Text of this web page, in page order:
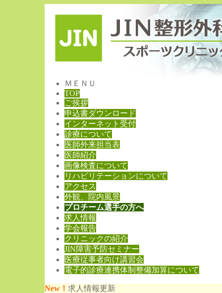
ＭＥＮＵ
TOP
ご挨拶
申込書ダウンロード
インターネット受付
診療について
医師外来担当表
医師紹介
画像検査について
リハビリテーションについて
アクセス
外観、院内風景
プロチーム選手の方へ
求人情報
学会報告
クリニックの紹介
JIN障害予防セミナー
医療従事者向け講習会
電子的診療連携体制整備加算について
New！ 求人情報更新